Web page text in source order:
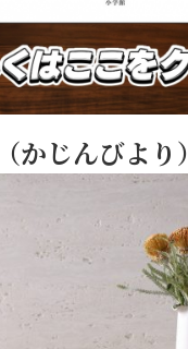
かじんびより）